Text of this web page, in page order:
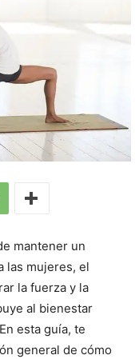
mantener un
las mujeres, el
la fuerza y la
al bienestar
esta guía, te
general de cómo